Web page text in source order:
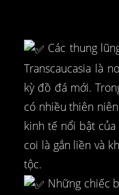
Các thung
Transcaucasia là
kỳ đồ đá mới.
có nhiều thiên
kinh tế nổi bật
coi là gắn liền và
tộc.
Những chiếc